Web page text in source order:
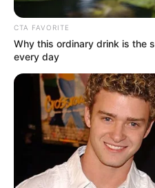
02/10/2023
Nach 78 Jahren in der
deutscher Soldat!Seit 78
drei Männer begraben in
bewachsenen Fichten- und
Litauen. Ein Ort, der sich
CTA FAVORITE
Why this ordinary drink is the
every day